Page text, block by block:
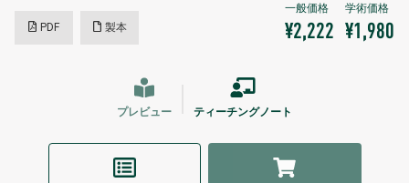
PDF 製本 ¥2,222 ¥1,980
プレビュー ティーチングノート